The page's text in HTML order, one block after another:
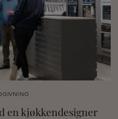
en kjøkkendesigner